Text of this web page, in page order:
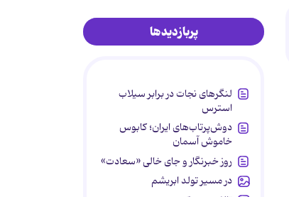
پربازدیدها
لنگرهای نجات در برابر سیلاب
استرس
دوش‌پرتاب‌های ایران؛ کابوس
خاموش آسمان
روز خبرنگار و جای خالی «سعادت»
در مسیر تولد ابریشم